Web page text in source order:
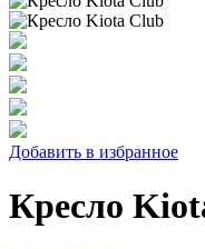
Добавить в избранное
Кресло